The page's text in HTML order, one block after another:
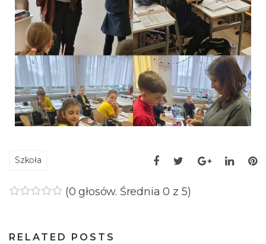
Szkoła
(0 głosów. Średnia0 z 5)
RELATED POSTS